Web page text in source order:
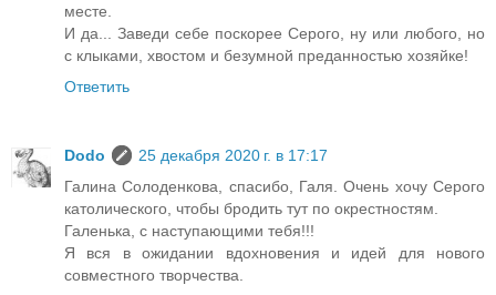
месте.
И да... Заведи себе поскорее Серого, ну или любого, но
с клыками, хвостом и безумной преданностью хозяйке!
Ответить
Dodo
25 декабря 2020 г. в 17:17
Галина Солоденкова, спасибо, Галя. Очень хочу Серого
католического, чтобы бродить тут по окрестностям.
Галенька, с наступающими тебя!!!
Я вся в ожидании вдохновения и идей для нового
совместного творчества.